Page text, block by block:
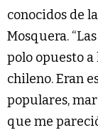
conocidos de
Mosquera.
polo opuesto
chileno. Eran
populares,
que me